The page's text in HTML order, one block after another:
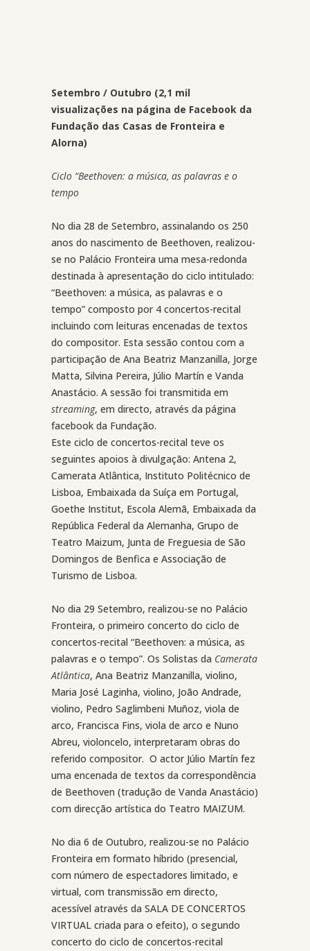
Setembro / Outubro (2,1 mil
visualizações na página de Facebook da
Fundação das Casas de Fronteira e
Alorna)
Ciclo “Beethoven: a música, as palavras e o
tempo
No dia 28 de Setembro, assinalando os 250
anos do nascimento de Beethoven, realizou-
se no Palácio Fronteira uma mesa-redonda
destinada à apresentação do ciclo intitulado:
“Beethoven: a música, as palavras e o
tempo” composto por 4 concertos-recital
incluindo com leituras encenadas de textos
do compositor. Esta sessão contou com a
participação de Ana Beatriz Manzanilla, Jorge
Matta, Silvina Pereira, Júlio Martín e Vanda
Anastácio. A sessão foi transmitida em
streaming, em directo, através da página
facebook da Fundação.
Este ciclo de concertos-recital teve os
seguintes apoios à divulgação: Antena 2,
Camerata Atlântica, Instituto Politécnico de
Lisboa, Embaixada da Suíça em Portugal,
Goethe Institut, Escola Alemã, Embaixada da
República Federal da Alemanha, Grupo de
Teatro Maizum, Junta de Freguesia de São
Domingos de Benfica e Associação de
Turismo de Lisboa.
No dia 29 Setembro, realizou-se no Palácio
Fronteira, o primeiro concerto do ciclo de
concertos-recital “Beethoven: a música, as
palavras e o tempo”. Os Solistas da Camerata
Atlântica, Ana Beatriz Manzanilla, violino,
Maria José Laginha, violino, João Andrade,
violino, Pedro Saglimbeni Muñoz, viola de
arco, Francisca Fins, viola de arco e Nuno
Abreu, violoncelo, interpretaram obras do
referido compositor. O actor Júlio Martín fez
uma encenada de textos da correspondência
de Beethoven (tradução de Vanda Anastácio)
com direcção artística do Teatro MAIZUM.
No dia 6 de Outubro, realizou-se no Palácio
Fronteira em formato híbrido (presencial,
com número de espectadores limitado, e
virtual, com transmissão em directo,
acessível através da SALA DE CONCERTOS
VIRTUAL criada para o efeito), o segundo
concerto do ciclo de concertos-recital